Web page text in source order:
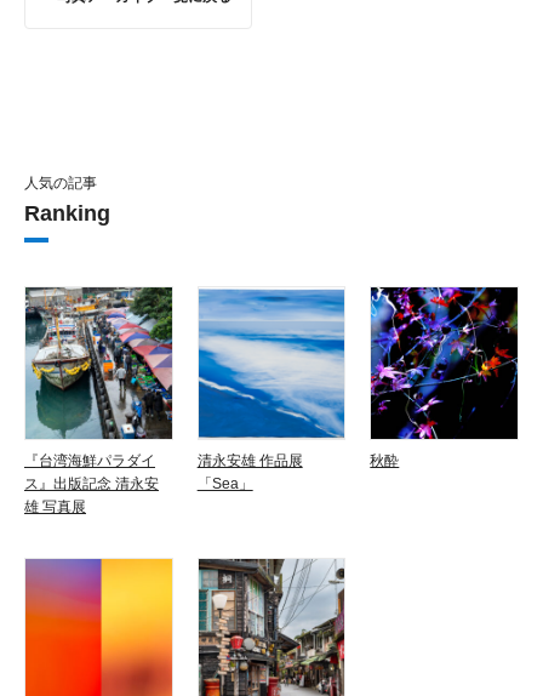
人気の記事
Ranking
『台湾海鮮パラダイ
ス』出版記念 清永安
雄 写真展
清永安雄 作品展
「Sea」
秋酔